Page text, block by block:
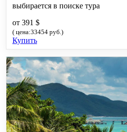
выбирается в поиске тура
от 391 $
( цена:33454 руб.)
Купить